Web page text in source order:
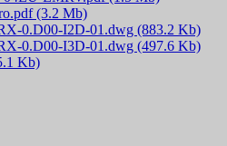
(3.2 Mb)
0.D00-I2D-01.dwg (883.2 Kb)
0.D00-I3D-01.dwg (497.6 Kb)
Kb)